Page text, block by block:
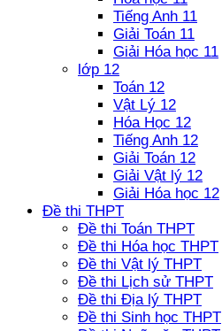
Tiếng Anh 11
Giải Toán 11
Giải Hóa học 11
lớp 12
Toán 12
Vật Lý 12
Hóa Học 12
Tiếng Anh 12
Giải Toán 12
Giải Vật lý 12
Giải Hóa học 12
Đề thi THPT
Đề thi Toán THPT
Đề thi Hóa học THPT
Đề thi Vật lý THPT
Đề thi Lịch sử THPT
Đề thi Địa lý THPT
Đề thi Sinh học THPT